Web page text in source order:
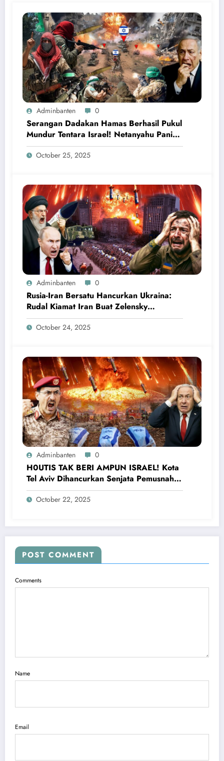
Adminbanten 0
Serangan Dadakan Hamas Berhasil Pukul
Mundur Tentara Israel! Netanyahu Panik
Ketakutan
October 25, 2025
Adminbanten 0
Rusia-Iran Bersatu Hancurkan Ukraina:
Rudal Kiamat Iran Buat Zelensky
Ketakutan dan Menyerah
October 24, 2025
Adminbanten 0
H0UTIS TAK BERI AMPUN ISRAEL! Kota
Tel Aviv Dihancurkan Senjata Pemusnah,
Netanyahu Ketakutan
October 22, 2025
POST COMMENT
Comments
Name
Email